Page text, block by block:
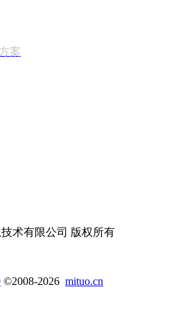
案
术有限公司 版权所有
©2008-2026 mituo.cn